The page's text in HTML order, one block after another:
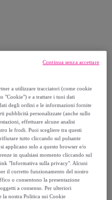
- Unisex
a utilizzare tracciatori (come cookie
"Cookie") e a trattare i tuoi dati
degli ordini e le informazioni fornite
pubblicità personalizzate (anche sullo
effettuare alcune analisi
le frodi. Puoi scegliere tra questi
tutto cliccando sul pulsante
applicano solo a questo browser e/o
in qualsiasi momento cliccando sul
"Informativa sulla privacy". Alcuni
il corretto funzionamento del nostro
o consentono la presentazione
a consenso. Per ulteriori
nostra Politica sui Cookie
Continua senza accettare